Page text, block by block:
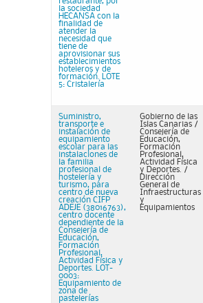
la sociedad
HECANSA con la
finalidad de
atender la
necesidad que
tiene de
aprovisionar sus
establecimientos
hoteleros y de
formación. LOTE
5: Cristalería
Suministro,
transporte e
instalación de
equipamiento
escolar para las
instalaciones de
la familia
profesional de
hostelería y
turismo, para
centro de nueva
creación CIFP
ADEJE (38016763),
centro docente
dependiente de la
Consejería de
Educación,
Formación
Profesional,
Actividad Física y
Deportes. LOT-
0003:
Equipamiento de
zona de
pastelerías
Gobierno de las
Islas Canarias /
Consejería de
Educación,
Formación
Profesional,
Actividad Física
y Deportes. /
Dirección
General de
Infraestructuras
y
Equipamientos